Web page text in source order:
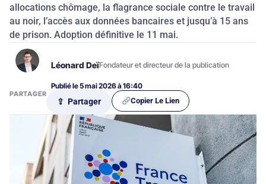
allocations chômage, la flagrance sociale contre le travail
au noir, l’accès aux données bancaires et jusqu’à 15 ans
de prison. Adoption définitive le 11 mai.
Léonard DeïFondateur et directeur de la publication
Publié le 5 mai 2026 à 16:40
PARTAGER
⇪ Partager Copier Le Lien